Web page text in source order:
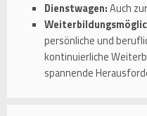
Dienstwagen:Auch
persönliche und
kontinuierliche
spannende